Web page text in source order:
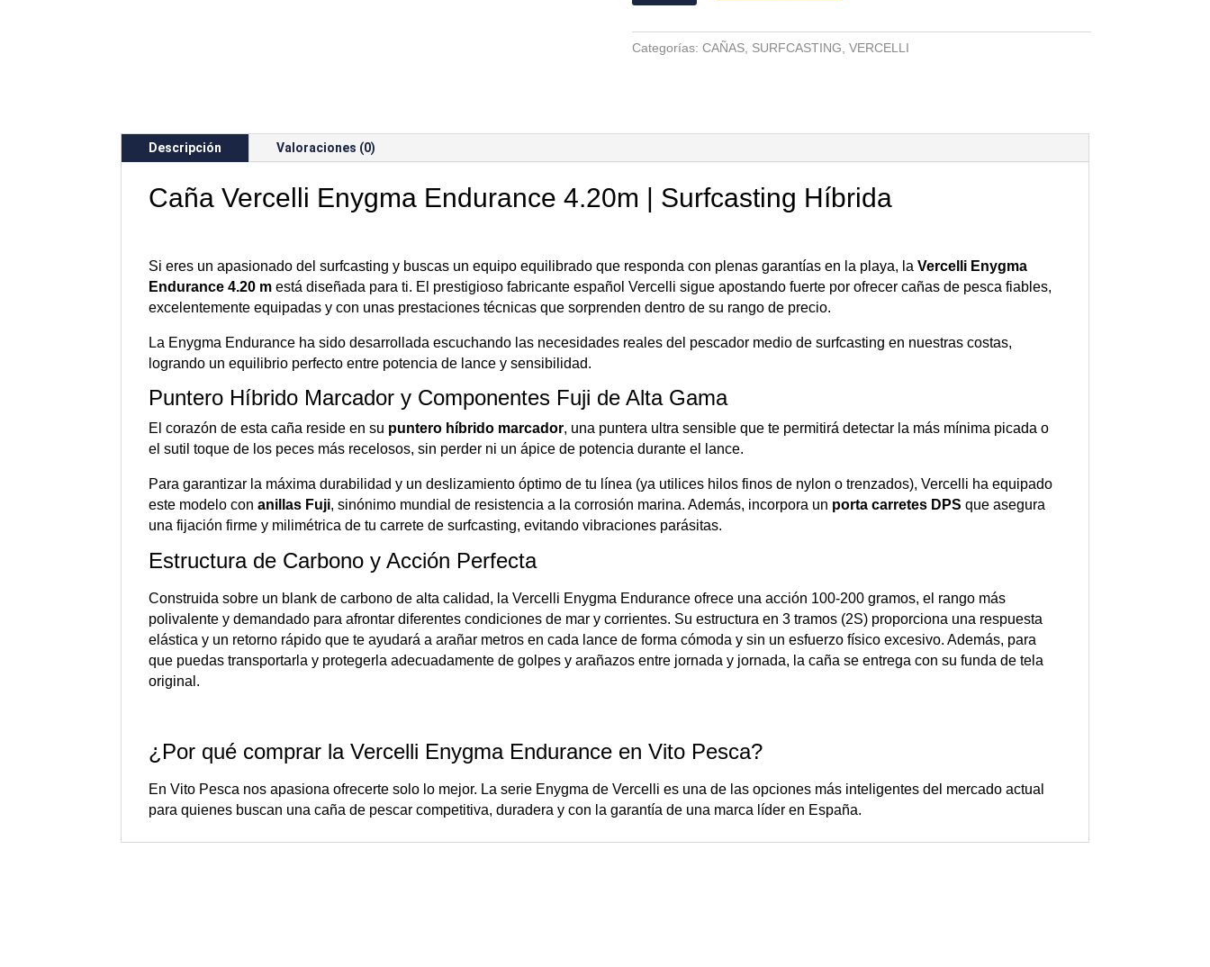
cantidad
Categorías: CAÑAS, SURFCASTING VERCELLI
Descripción Valoraciones (0)
Caña Vercelli Enygma Endurance 4.20m | Surfcasting Híbrida
Si eres un apasionado del surfcasting y buscas un equipo equilibrado que responda con plenas garantías en la playa, laVercelli Enygma
Endurance 4.20 m está diseñada para ti. El prestigioso fabricante españolVercelli sigue apostando fuerte por ofrecer cañas de pesca fiables,
excelentemente equipadas y con unas prestaciones técnicas que sorprenden dentro de su rango de precio.
La Enygma Endurance ha sido desarrollada escuchando las necesidades reales del pescador medio de surfcasting en nuestras costas,
logrando un equilibrio perfecto entre potencia de lance y sensibilidad.
Puntero Híbrido Marcador y Componentes Fuji de Alta Gama
El corazón de esta caña reside en su puntero híbrido marcador, una puntera ultra sensible que te permitirá detectar la más mínima picada o
el sutil toque de los peces más recelosos, sin perder ni un ápice de potencia durante el lance.
Para garantizar la máxima durabilidad y un deslizamiento óptimo de tu línea (ya utilices hilos finos de nylon o trenzados), Vercelli ha equipado
este modelo conanillas Fuji, sinónimo mundial de resistencia a la corrosión marina. Además, incorpora un porta carretes DPS que asegura
una fijación firme y milimétrica de tu carrete de surfcasting, evitando vibraciones parásitas.
Estructura de Carbono y Acción Perfecta
Construida sobre un blank de carbono de alta calidad, la Vercelli Enygma Endurance ofrece una acción 100-200 gramos, el rango más
polivalente y demandado para afrontar diferentes condiciones de mar y corrientes. Su estructura en 3 tramos (2S) proporciona una respuesta
elástica y un retorno rápido que te ayudará a arañar metros en cada lance de forma cómoda y sin un esfuerzo físico excesivo.Además, para
que puedas transportarla y protegerla adecuadamente de golpes y arañazos entre jornada y jornada, la caña se entrega con su funda de tela
original.
¿Por qué comprar la Vercelli Enygma Endurance en Vito Pesca?
En Vito Pesca nos apasiona ofrecerte solo lo mejor. La serie Enygma de Vercelli es una de las opciones más inteligentes del mercado actual
para quienes buscan una caña de pescar competitiva, duradera y con la garantía de una marca líder en España.